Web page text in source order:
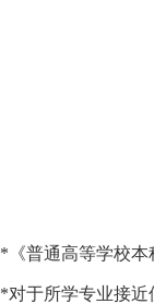
*《普通高等学校本
*对于所学专业接